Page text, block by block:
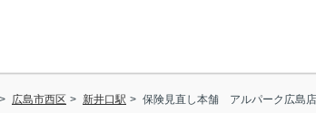
> 広島市西区 > 新井口駅 > 保険見直し本舗 アルパーク広島店